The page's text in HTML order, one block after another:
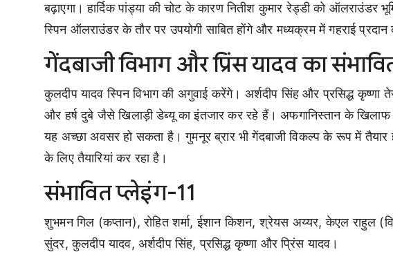
बढ़ाएगा। हार्दिक पांड्या की चोट के कारण नितीश कुमार रेड्डी को ऑलराउंडर
स्पिन ऑलराउंडर के तौर पर उपयोगी साबित होंगे और मध्यक्रम में गहराई
गेंदबाजी विभाग और प्रिंस यादव का
कुलदीप यादव स्पिन विभाग की अगुवाई करेंगे। अर्शदीप सिंह और प्रसिद्ध कृष्णा
और हर्ष दुबे जैसे खिलाड़ी डेब्यू का इंतजार कर रहे हैं। अफगानिस्तान के खिलाफ
यह अच्छा अवसर हो सकता है। गुमनूर ब्रार भी गेंदबाजी विकल्प के रूप में
के लिए तैयारियां कर रहा है।
संभावित प्लेइंग-11
शुभमन गिल (कप्तान), रोहित शर्मा, ईशान किशन, श्रेयस अय्यर, केएल राहुल
सुंदर, कुलदीप यादव, अर्शदीप सिंह, प्रसिद्ध कृष्णा और प्रिंस यादव।